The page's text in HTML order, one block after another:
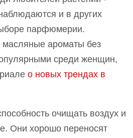
и в других
парфюмерии.
масляные ароматы без
среди женщин,
о новых трендах в
очищать воздух и
Они хорошо переносят